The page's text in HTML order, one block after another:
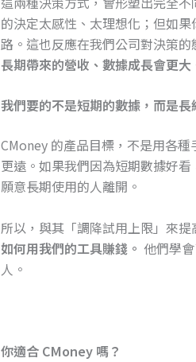
的決定太感性、太理想化；但如
路。這也反應在我們公司對決策的
長期帶來的營收、數據成長會更大
我們要的不是短期的數據，而是長
CMoney 的產品目標，不是用各
更遠。如果我們因為短期數據好
願意長期使用的人離開。
所以，與其「調降試用上限」來
如何用我們的工具賺錢。 他們學
人。
你適合 CMoney 嗎？